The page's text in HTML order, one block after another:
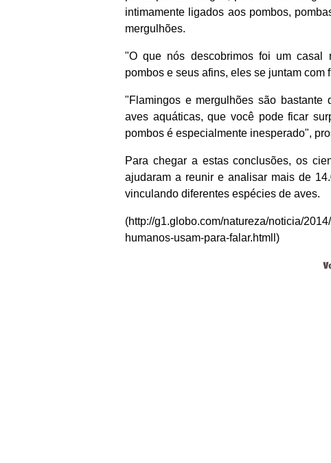
intimamente ligados aos pombos,
mergulhões.
"O que nós descobrimos foi um casal
pombos e seus afins, eles se juntam
"Flamingos e mergulhões são bastante
aves aquáticas, que você pode ficar
pombos é especialmente inesperado",
Para chegar a estas conclusões, os
ajudaram a reunir e analisar mais de
vinculando diferentes espécies de aves.
(http://g1.globo.com/natureza/noticia/
humanos-usam-para-falar.htmll)